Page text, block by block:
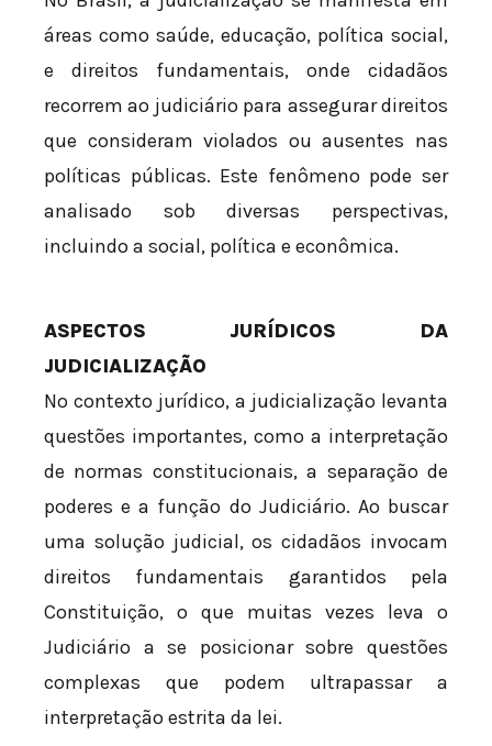
áreas como saúde, educação, política social,
e direitos fundamentais, onde cidadãos
recorrem ao judiciário para assegurar direitos
que consideram violados ou ausentes nas
políticas públicas. Este fenômeno pode ser
analisado sob diversas perspectivas,
incluindo a social, política e econômica.
ASPECTOS JURÍDICOS DA
JUDICIALIZAÇÃO
No contexto jurídico, a judicialização levanta
questões importantes, como a interpretação
de normas constitucionais, a separação de
poderes e a função do Judiciário. Ao buscar
uma solução judicial, os cidadãos invocam
direitos fundamentais garantidos pela
Constituição, o que muitas vezes leva o
Judiciário a se posicionar sobre questões
complexas que podem ultrapassar a
interpretação estrita da lei.